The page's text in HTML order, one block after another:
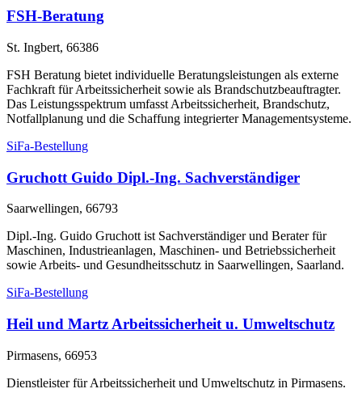
FSH-Beratung
St. Ingbert, 66386
FSH Beratung bietet individuelle Beratungsleistungen als externe
Fachkraft für Arbeitssicherheit sowie als Brandschutzbeauftragter.
Das Leistungsspektrum umfasst Arbeitssicherheit, Brandschutz,
Notfallplanung und die Schaffung integrierter Managementsysteme.
SiFa-Bestellung
Gruchott Guido Dipl.-Ing. Sachverständiger
Saarwellingen, 66793
Dipl.-Ing. Guido Gruchott ist Sachverständiger und Berater für
Maschinen, Industrieanlagen, Maschinen- und Betriebssicherheit
sowie Arbeits- und Gesundheitsschutz in Saarwellingen, Saarland.
SiFa-Bestellung
Heil und Martz Arbeitssicherheit u. Umweltschutz
Pirmasens, 66953
Dienstleister für Arbeitssicherheit und Umweltschutz in Pirmasens.